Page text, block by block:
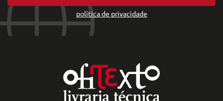
política de privacidade